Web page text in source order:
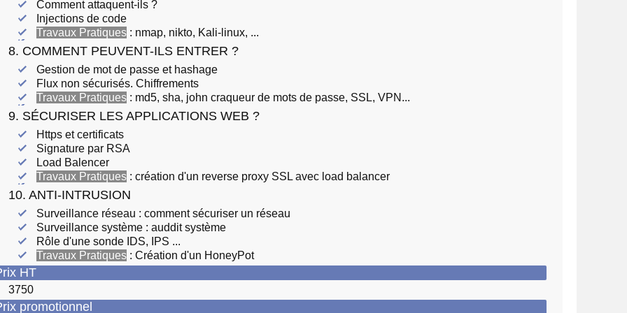
Comment attaquent-ils ?
Injections de code
Travaux Pratiques : nmap, nikto, Kali-linux, ...
8. COMMENT PEUVENT-ILS ENTRER ?
Gestion de mot de passe et hashage
Flux non sécurisés. Chiffrements
Travaux Pratiques : md5, sha, john craqueur de mots de passe, SSL, VPN...
9. SÉCURISER LES APPLICATIONS WEB ?
Https et certificats
Signature par RSA
Load Balencer
Travaux Pratiques : création d'un reverse proxy SSL avec load balancer
10. ANTI-INTRUSION
Surveillance réseau : comment sécuriser un réseau
Surveillance système : auddit système
Rôle d'une sonde IDS, IPS ...
Travaux Pratiques : Création d'un HoneyPot
HT
3750
promotionnel